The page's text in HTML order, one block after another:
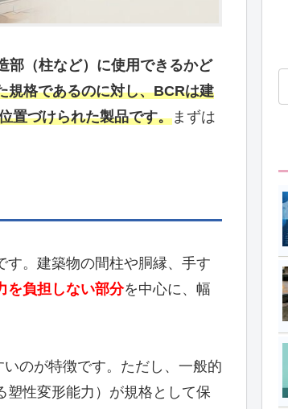
部（柱など）に使用できるかど
規格であるのに対し、BCRは建
置づけられた製品です。まずは
す。建築物の間柱や胴縁、手す
を負担しない部分を中心に、幅
のが特徴です。ただし、一般的
塑性変形能力）が規格として保